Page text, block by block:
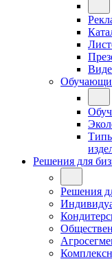
Решения для
Решения